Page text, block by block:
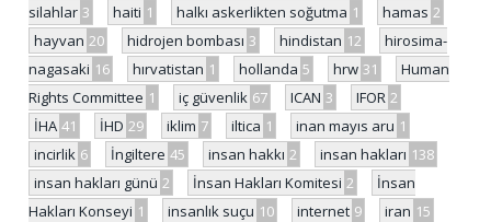
silahlar 3 haiti 1 halkı askerlikten soğutma 1 hamas 2
hayvan 20 hidrojen bombası 3 hindistan 12
hirosima-
nagasaki 16 hırvatistan 1 hollanda 5 hrw 31
Human
Rights Committee 1 iç güvenlik 67 ICAN 3 IFOR 2
İHA 41 İHD 29 iklim 7 iltica 1 inan mayıs aru 1
incirlik 6 İngiltere 45 insan hakkı 2 insan hakları 138
insan hakları günü 2 İnsan Hakları Komitesi 2
İnsan
Hakları Konseyi 1 insanlık suçu 10 internet 9 iran 15